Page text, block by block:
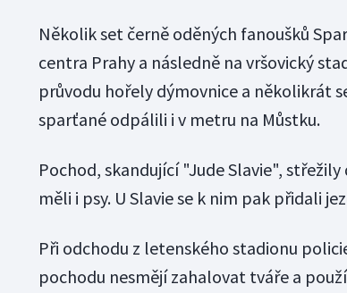
Několik set černě oděných fanoušků
centra Prahy a následně na vršovický
průvodu hořely dýmovnice a několikrát
sparťané odpálili i v metru na Můstku.
Pochod, skandující "Jude Slavie",
měli i psy. U Slavie se k nim pak přidali
Při odchodu z letenského stadionu
pochodu nesmějí zahalovat tváře a